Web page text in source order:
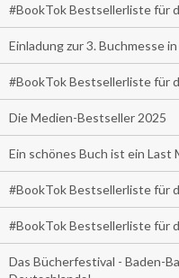
#BookTok Bestsellerliste für
Einladung zur 3. Buchmesse
#BookTok Bestsellerliste für
Die Medien-Bestseller 2025
Ein schönes Buch ist ein Last
#BookTok Bestsellerliste für
#BookTok Bestsellerliste für
Das Bücherfestival - Baden-